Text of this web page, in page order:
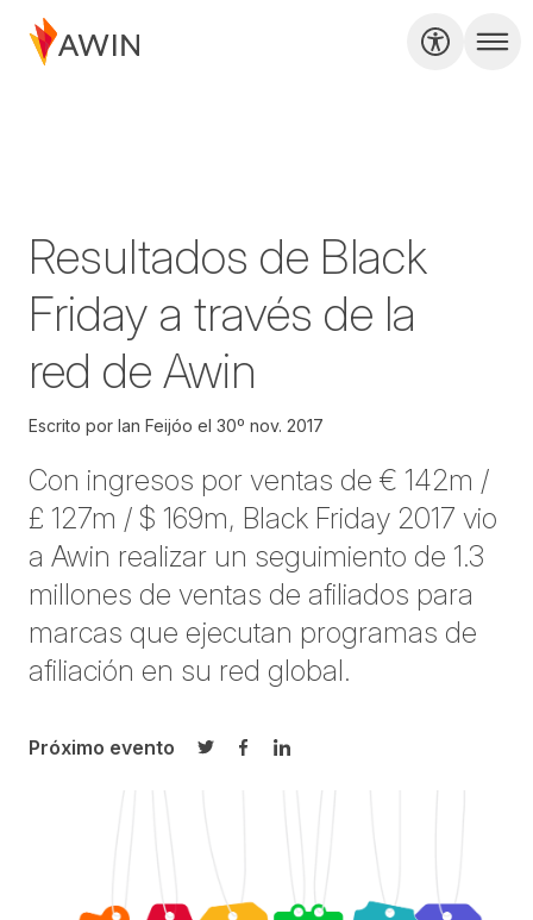
Resultados de Black
Friday a través de la
red de Awin
Escrito por Ian Feijóo el 30º nov. 2017
Con ingresos por ventas de € 142m /
£ 127m / $ 169m, Black Friday 2017 vio
a Awin realizar un seguimiento de 1.3
millones de ventas de afiliados para
marcas que ejecutan programas de
afiliación en su red global.
Próximo evento
Compartir en Twitter
Compartir en Facebook
Compartir en LinkedIn